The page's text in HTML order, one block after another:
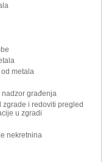
metala
građenja
i redoviti pregled
u zgradi
nekretnina